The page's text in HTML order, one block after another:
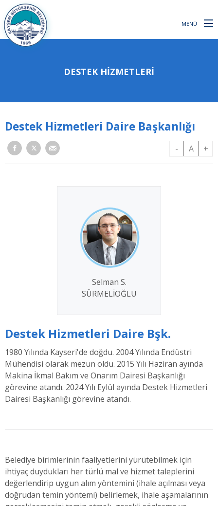
MENÜ
DESTEK HIZMETLERI
Destek Hizmetleri Daire Başkanlığı
- A +
Selman S.
SÜRMELİOĞLU
Destek Hizmetleri Daire Bşk.
1980 Yılında Kayseri'de doğdu. 2004 Yılında Endüstri
Mühendisi olarak mezun oldu. 2015 Yılı Haziran ayında
Makina İkmal Bakım ve Onarım Dairesi Başkanlığı
görevine atandı. 2024 Yılı Eylül ayında Destek Hizmetleri
Dairesi Başkanlığı görevine atandı.
Belediye birimlerinin faaliyetlerini yürütebilmek için
ihtiyaç duydukları her türlü mal ve hizmet taleplerini
değerlendirip uygun alım yöntemini (ihale açılması veya
doğrudan temin yöntemi) belirlemek, ihale aşamalarının